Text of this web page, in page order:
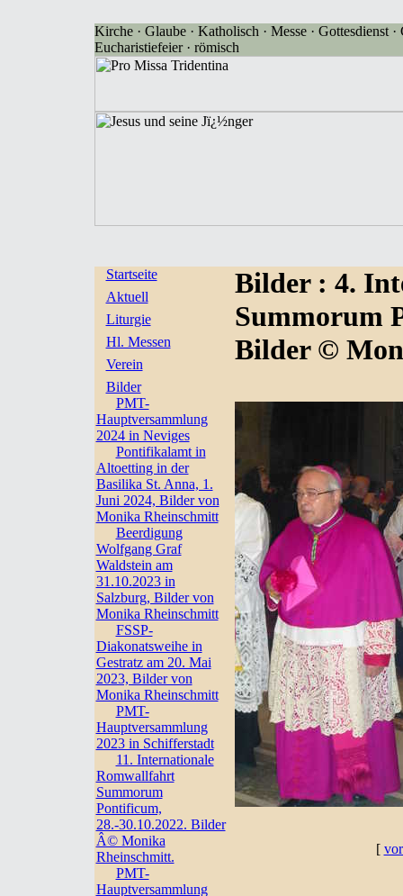
Kirche · Glaube · Katholisch · Messe · Gottesdienst
Eucharistiefeier · römisch
Startseite
Aktuell
Liturgie
Hl. Messen
Verein
Bilder
PMT-
Hauptversammlung
2024 in Neviges
Pontifikalamt in
Altoetting in der
Basilika St. Anna, 1.
Juni 2024, Bilder von
Monika Rheinschmitt
Beerdigung
Wolfgang Graf
Waldstein am
31.10.2023 in
Salzburg, Bilder von
Monika Rheinschmitt
FSSP-
Diakonatsweihe in
Gestratz am 20. Mai
2023, Bilder von
Monika Rheinschmitt
PMT-
Hauptversammlung
2023 in Schifferstadt
11. Internationale
Romwallfahrt
Summorum
Pontificum,
28.-30.10.2022. Bilder
Â© Monika
Rheinschmitt.
PMT-
Hauptversammlung
Bilder : 4.
Summorum
Bilder ©
[